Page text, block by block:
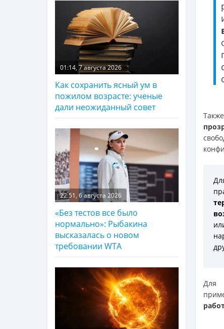
Для
01:14, 7 августа 2026
Как сохранить ясный ум в
пожилом возрасте: ученые
дали неожиданный совет
22:51, 6 августа 2026
«Без тестов все было
нормально»: Рыбакина
высказалась о новом
требовании WTA